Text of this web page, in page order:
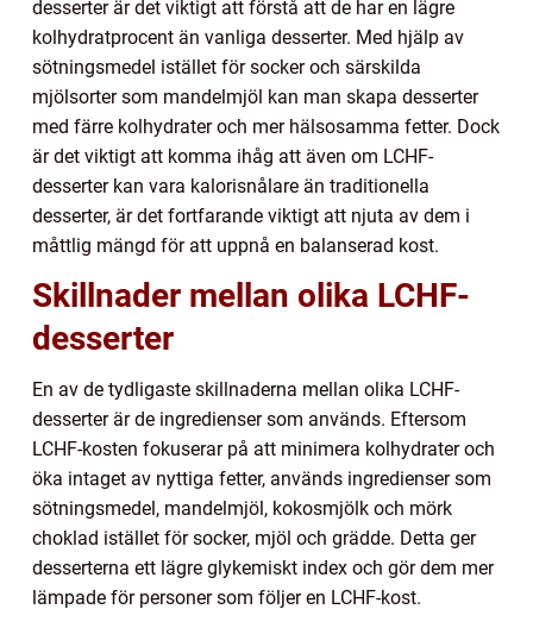
desserter är det viktigt att förstå att de har en lägre
kolhydratprocent än vanliga desserter. Med hjälp av
sötningsmedel istället för socker och särskilda
mjölsorter som mandelmjöl kan man skapa desserter
med färre kolhydrater och mer hälsosamma fetter. Dock
är det viktigt att komma ihåg att även om LCHF-
desserter kan vara kalorisnålare än traditionella
desserter, är det fortfarande viktigt att njuta av dem i
måttlig mängd för att uppnå en balanserad kost.
Skillnader mellan olika LCHF-
desserter
En av de tydligaste skillnaderna mellan olika LCHF-
desserter är de ingredienser som används. Eftersom
LCHF-kosten fokuserar på att minimera kolhydrater och
öka intaget av nyttiga fetter, används ingredienser som
sötningsmedel, mandelmjöl, kokosmjölk och mörk
choklad istället för socker, mjöl och grädde. Detta ger
desserterna ett lägre glykemiskt index och gör dem mer
lämpade för personer som följer en LCHF-kost.